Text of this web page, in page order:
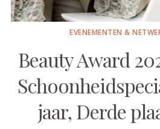
EVENEMENTEN &
Beauty Award
jaar, Derde